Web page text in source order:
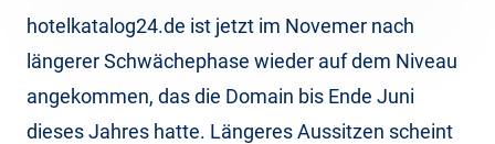
hotelkatalog24.de ist jetzt im Novemer nach
längerer Schwächephase wieder auf dem Niveau
angekommen, das die Domain bis Ende Juni
dieses Jahres hatte. Längeres Aussitzen scheint